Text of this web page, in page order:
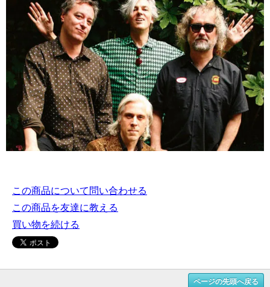
この商品について問い合わせる
この商品を友達に教える
買い物を続ける
ページの先頭へ戻る